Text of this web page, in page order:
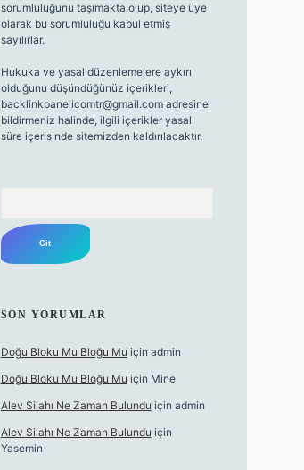
sorumluluğunu taşımakta olup, siteye üye
olarak bu sorumluluğu kabul etmiş
sayılırlar.
Hukuka ve yasal düzenlemelere aykırı
olduğunu düşündüğünüz içerikleri,
backlinkpanelicomtr@gmail.comadresine
bildirmeniz halinde, ilgili içerikler yasal
süre içerisinde sitemizden kaldırılacaktır.
SON YORUMLAR
Doğu Bloku Mu Bloğu Mu için admin
Doğu Bloku Mu Bloğu Mu için Mine
Alev Silahı Ne Zaman Bulundu için admin
Alev Silahı Ne Zaman Bulundu için
Yasemin